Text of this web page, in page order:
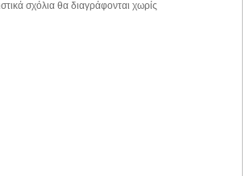
σχόλια θα διαγράφονται χωρίς